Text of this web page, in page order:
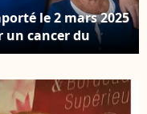
le 2 mars 2025
un cancer du
à 80 ans,
derniers jours dans
comme l’a